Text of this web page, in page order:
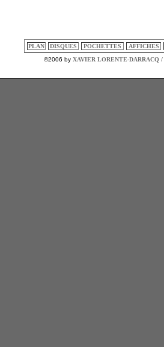
PLAN DISQUES POCHETTES
AFFICHES
©2006 by XAVIER LORENTE-DARRACQ